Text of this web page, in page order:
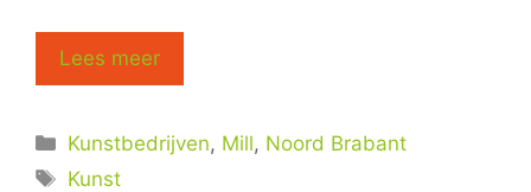
Lees meer
Categorieën
Kunstbedrijven, Mill, Noord Brabant
Tags
Kunst